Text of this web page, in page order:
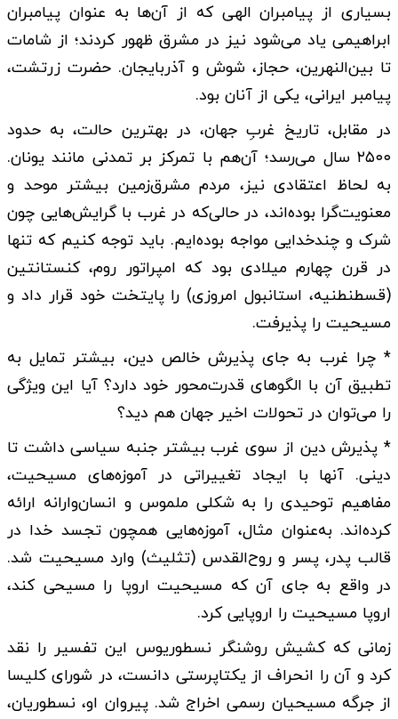
بسیاری از پیامبران الهی که از آن‌ها به عنوان پیامبران
ابراهیمی یاد می‌شود نیز در مشرق ظهور کردند؛ از شامات
تا بین‌النهرین، حجاز، شوش و آذربایجان. حضرت زرتشت،
پیامبر ایرانی، یکی از آنان بود.
در مقابل، تاریخ غربِ جهان، در بهترین حالت، به حدود
۲۵۰۰ سال می‌رسد؛ آن‌هم با تمرکز بر تمدنی مانند یونان.
به لحاظ اعتقادی نیز، مردم مشرق‌زمین بیشتر موحد و
معنویت‌گرا بوده‌اند، در حالی‌که در غرب با گرایش‌هایی چون
شرک و چندخدایی مواجه بوده‌ایم. باید توجه کنیم که تنها
در قرن چهارم میلادی بود که امپراتور روم، کنستانتین
(قسطنطنیه، استانبول امروزی) را پایتخت خود قرار داد و
مسیحیت را پذیرفت.
* چرا غرب به جای پذیرش خالص دین، بیشتر تمایل به
تطبیق آن با الگوهای قدرت‌محور خود دارد؟ آیا این ویژگی
را می‌توان در تحولات اخیر جهان هم دید؟
* پذیرش دین از سوی غرب بیشتر جنبه سیاسی داشت تا
دینی. آنها با ایجاد تغییراتی در آموزه‌های مسیحیت،
مفاهیم توحیدی را به شکلی ملموس و انسان‌وارانه ارائه
کرده‌اند. به‌عنوان مثال، آموزه‌هایی همچون تجسد خدا در
قالب پدر، پسر و روح‌القدس (تثلیث) وارد مسیحیت شد.
در واقع به جای آن که مسیحیت اروپا را مسیحی کند،
اروپا مسیحیت را اروپایی کرد.
زمانی که کشیش روشنگر نسطوریوس این تفسیر را نقد
کرد و آن را انحراف از یکتاپرستی دانست، در شورای کلیسا
از جرگه مسیحیان رسمی اخراج شد. پیروان او، نسطوریان،